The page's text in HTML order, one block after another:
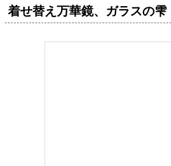
着せ替え万華鏡、ガラス